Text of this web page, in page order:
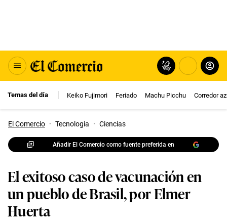
Temas del día Keiko Fujimori Feriado Machu Picchu Corredor
El Comercio · Tecnologia · Ciencias
Añadir El Comercio como fuente preferida en
El exitoso caso de vacunación en
un pueblo de Brasil, por Elmer
Huerta